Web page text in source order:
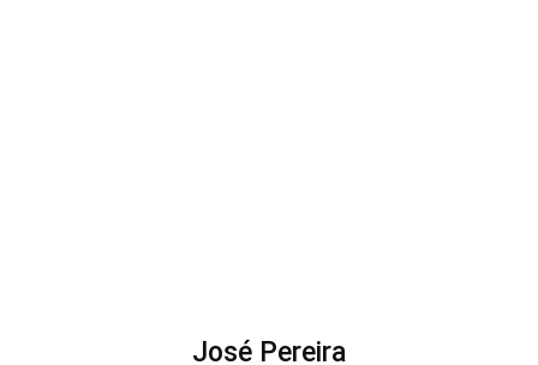
José Pereira